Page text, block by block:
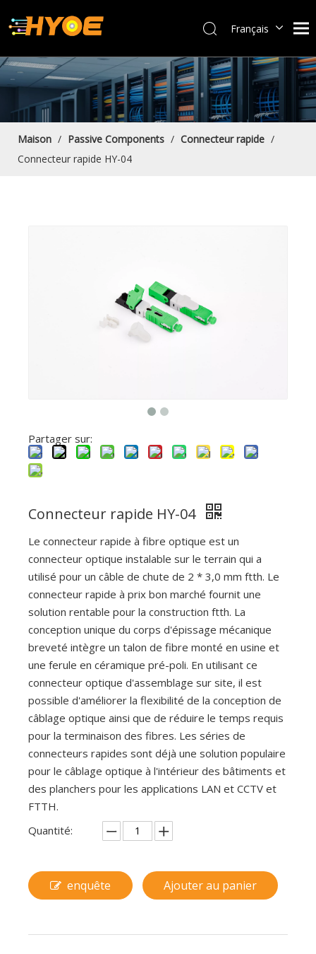
Français
Español
Português
Bahasa indonesia
Maison / Passive Components / Connecteur rapide /
Connecteur rapide HY-04
Partager sur:
Connecteur rapide HY-04
Le connecteur rapide à fibre optique est un
connecteur optique instalable sur le terrain qui a
utilisé pour un câble de chute de 2 * 3,0 mm ftth. Le
connecteur rapide à prix bon marché fournit une
solution rentable pour la construction ftth. La
conception unique du corps d'épissage mécanique
breveté intègre un talon de fibre monté en usine et
une ferule en céramique pré-poli. En utilisant ce
connecteur optique d'assemblage sur site, il est
possible d'améliorer la flexibilité de la conception de
câblage optique ainsi que de réduire le temps requis
pour la terminaison des fibres. Les séries de
connecteurs rapides sont déjà une solution populaire
pour le câblage optique à l'intérieur des bâtiments et
des planchers pour les applications LAN et CCTV et
FTTH.
Quantité:
enquête Ajouter au panier